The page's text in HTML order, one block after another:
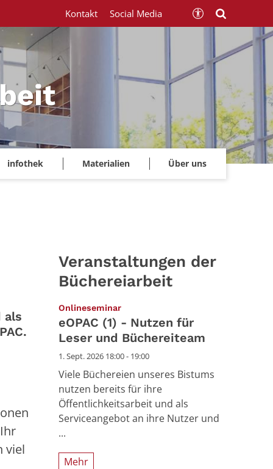
infothek Materialien Über uns
Kontakt Social Media
als
viel
Veranstaltungen der
Büchereiarbeit
Onlineseminar:
eOPAC (1) - Nutzen für
Leser und Büchereiteam
1. Sept. 2026 18:00 - 19:00
Viele Büchereien unseres Bistums
nutzen bereits für ihre
Öffentlichkeitsarbeit und als
Serviceangebot an ihre Nutzer und
...
Mehr